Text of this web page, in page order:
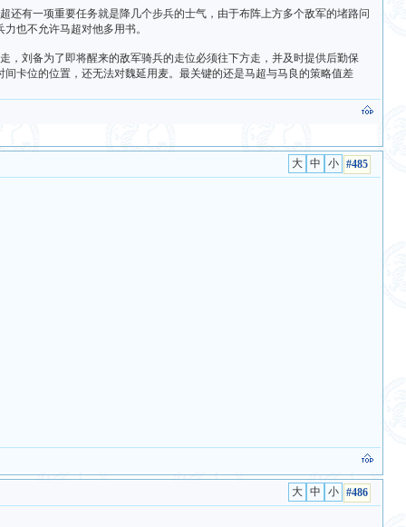
有一项重要任务就是降几个步兵的士气，由于布阵上方多个敌军的堵路问
也不允许马超对他多用书。
，刘备为了即将醒来的敌军骑兵的走位必须往下方走，并及时提供后勤保
卡位的位置，还无法对魏延用麦。最关键的还是马超与马良的策略值差
#485
#486